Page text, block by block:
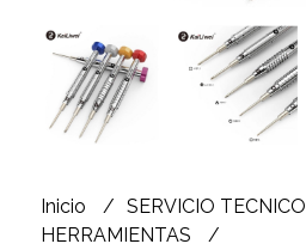
Inicio
SERVICIO TECNICO
HERRAMIENTAS